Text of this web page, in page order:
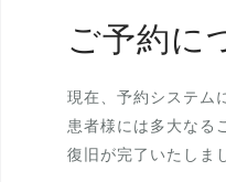
ご予約に
現在、予約システム
患者様には多大なる
復旧が完了いたしま